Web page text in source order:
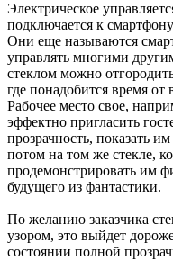
Электрическое
подключается к
Они еще называются
управлять многими
стеклом можно
где понадобится время от
Рабочее место свое,
эффектно пригласить
прозрачность, показать
потом на том же стекле,
продемонстрировать им
будущего из фантастики.
По желанию заказчика
узором, это выйдет
состоянии полной